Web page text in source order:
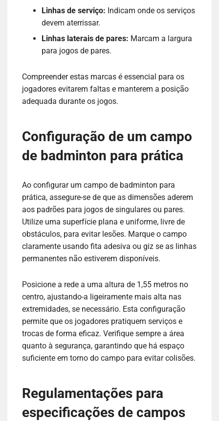
Linhas de serviço: Indicam onde os serviços
devem aterrissar.
Linhas laterais de pares: Marcam a largura
para jogos de pares.
Compreender estas marcas é essencial para os
jogadores evitarem faltas e manterem a posição
adequada durante os jogos.
Configuração de um campo
de badminton para prática
Ao configurar um campo de badminton para
prática, assegure-se de que as dimensões aderem
aos padrões para jogos de singulares ou pares.
Utilize uma superfície plana e uniforme, livre de
obstáculos, para evitar lesões. Marque o campo
claramente usando fita adesiva ou giz se as linhas
permanentes não estiverem disponíveis.
Posicione a rede a uma altura de 1,55 metros no
centro, ajustando-a ligeiramente mais alta nas
extremidades, se necessário. Esta configuração
permite que os jogadores pratiquem serviços e
trocas de forma eficaz. Verifique sempre a área
quanto à segurança, garantindo que há espaço
suficiente em torno do campo para evitar colisões.
Regulamentações para
especificações de campos